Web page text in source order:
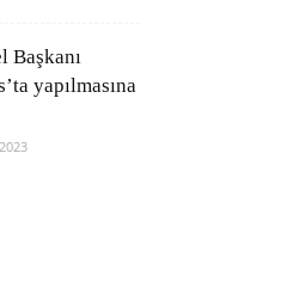
Başkanı
yapılmasına